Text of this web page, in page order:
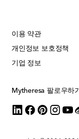
이용 약관
개인정보 보호정책
기업 정보
Mytheresa 팔로우하기